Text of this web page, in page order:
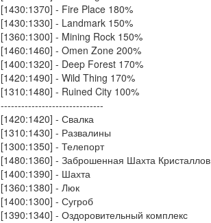
[1430:1370] - Fire Place 180%
[1430:1330] - Landmark 150%
[1360:1300] - Mining Rock 150%
[1460:1460] - Omen Zone 200%
[1400:1320] - Deep Forest 170%
[1420:1490] - Wild Thing 170%
[1310:1480] - Ruined City 100%
------------------------------
[1420:1420] - Свалка
[1310:1430] - Развалины
[1300:1350] - Телепорт
[1480:1360] - Заброшенная Шахта Кристаллов
[1400:1390] - Шахта
[1360:1380] - Люк
[1400:1300] - Сугроб
[1390:1340] - Оздоровительный комплекс